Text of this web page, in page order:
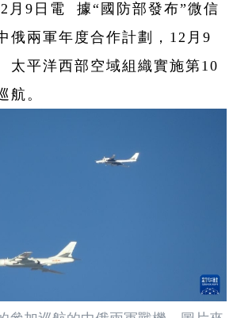
月9日電 據“國防部發布”微信
俄兩軍年度合作計劃，12月9
太平洋西部空域組織實施第10
航。